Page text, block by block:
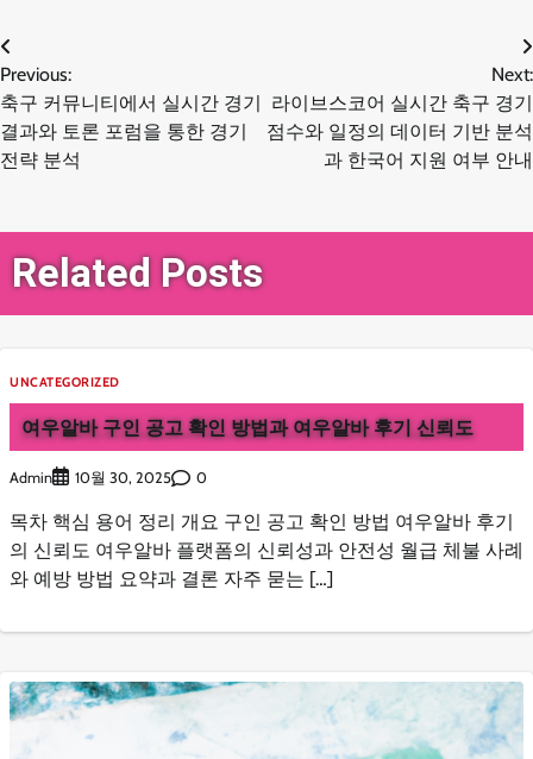
글
탐
Previous:
축구 커뮤니티에서 실시간 경기
결과와 토론 포럼을 통한 경기
전략 분석
Next:
라이브스코어 실시간 축구 경기
점수와 일정의 데이터 기반 분석
과 한국어 지원 여부 안내
Related Posts
UNCATEGORIZED
여우알바 구인 공고 확인 방법과 여우알바 후기 신뢰도
Admin 10월 30, 2025 0
목차 핵심 용어 정리 개요 구인 공고 확인 방법 여우알바 후기
의 신뢰도 여우알바 플랫폼의 신뢰성과 안전성 월급 체불 사례
와 예방 방법 요약과 결론 자주 묻는 […]